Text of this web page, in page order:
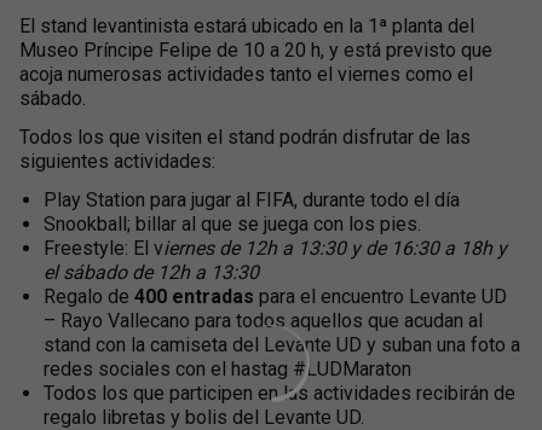
El stand levantinista estará ubicado en la 1ª planta del
Museo Príncipe Felipe de 10 a 20 h, y está previsto que
acoja numerosas actividades tanto el viernes como el
sábado.
Todos los que visiten el stand podrán disfrutar de las
siguientes actividades:
Play Station para jugar al FIFA, durante todo el día
Snookball; billar al que se juega con los pies.
Freestyle: El viernes de 12h a 13:30 y de 16:30 a 18h y
el sábado de 12h a 13:30
Regalo de 400 entradas para el encuentro Levante UD
– Rayo Vallecano para todos aquellos que acudan al
stand con la camiseta del Levante UD y suban una foto a
redes sociales con el hastag #LUDMaraton
Todos los que participen en las actividades recibirán de
regalo libretas y bolis del Levante UD.